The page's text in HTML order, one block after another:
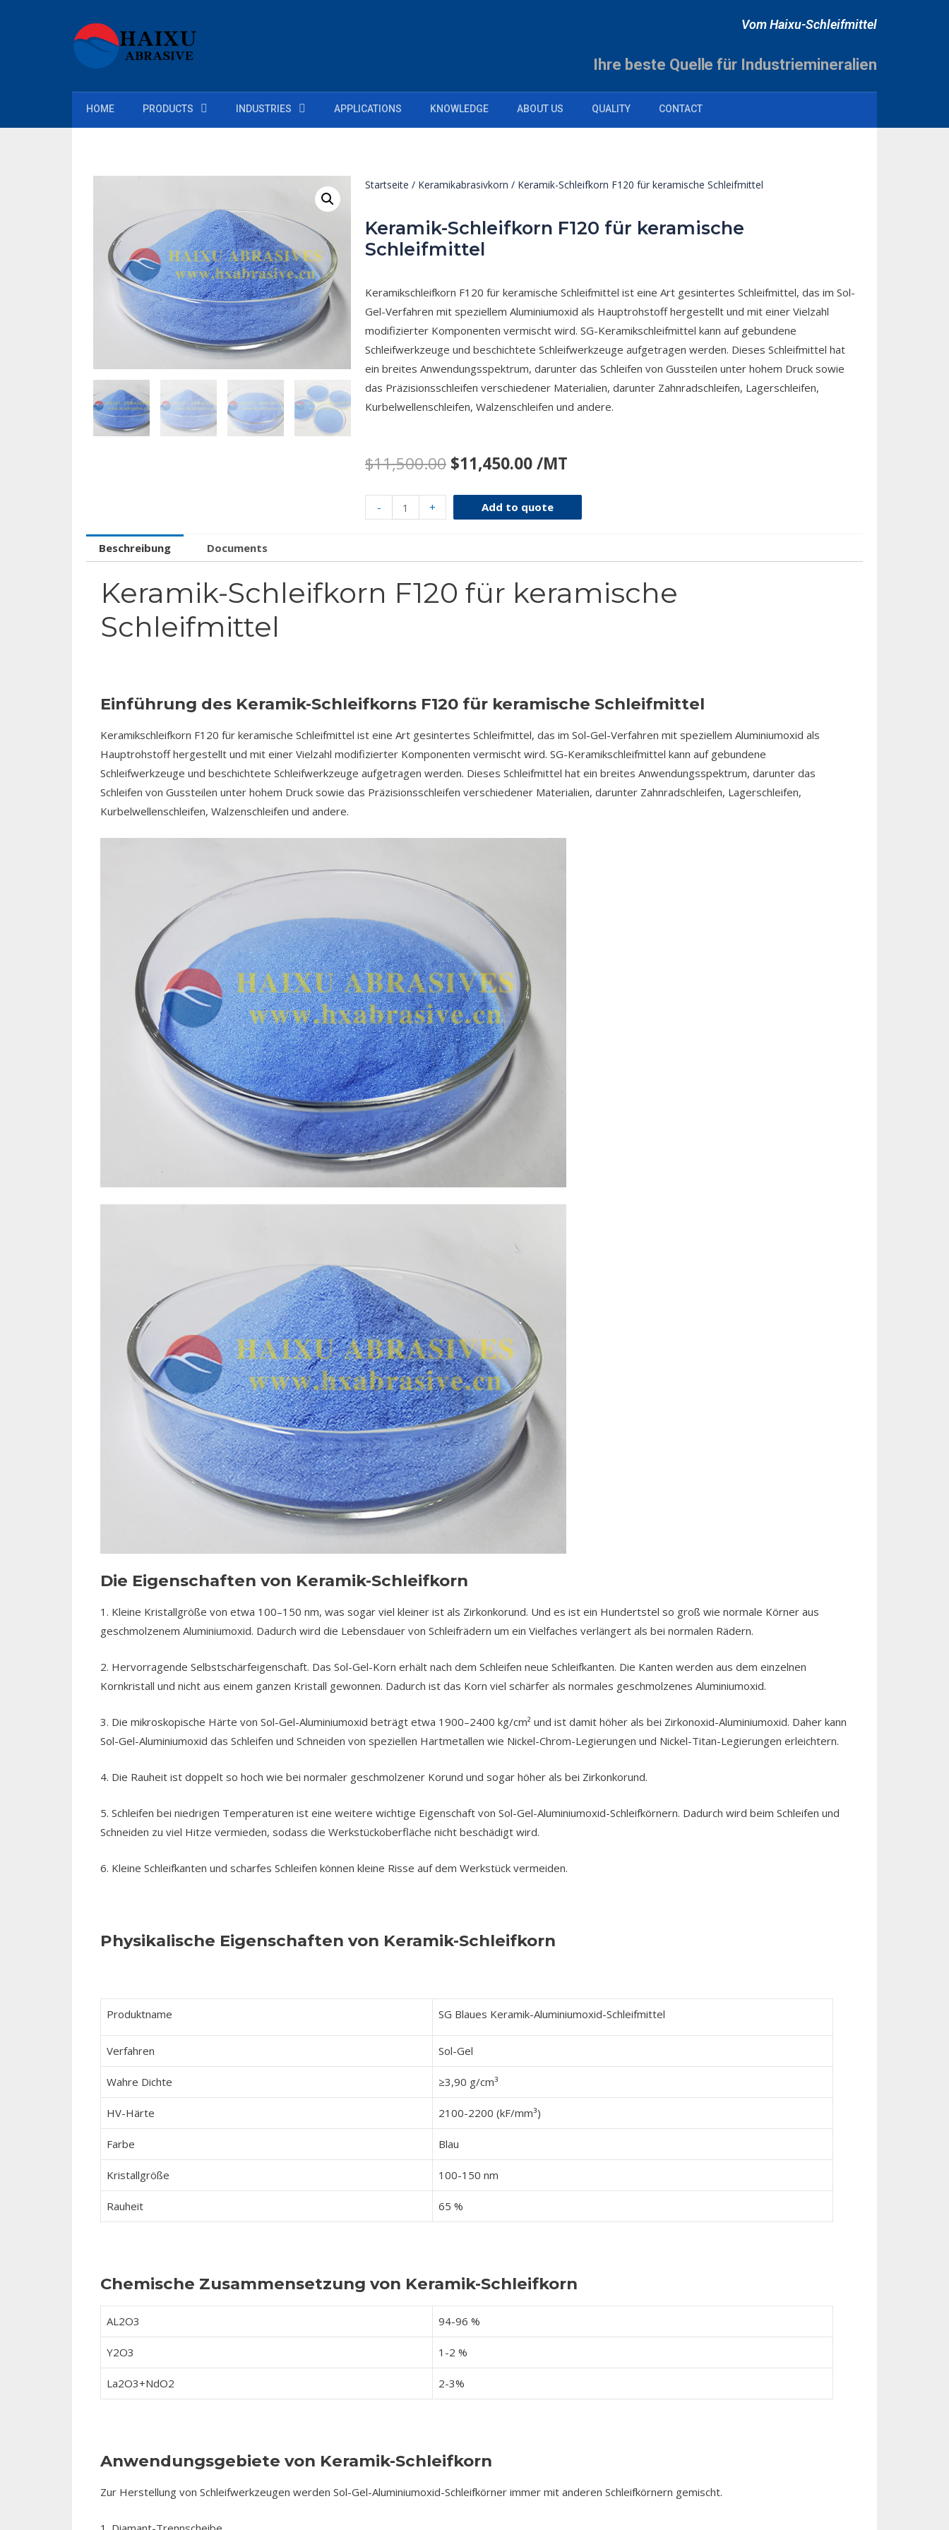
Vom Haixu-Schleifmittel
Ihre beste Quelle für Industriemineralien
HOME PRODUCTS INDUSTRIES APPLICATIONS KNOWLEDGE ABOUT US QUALITY CONTACT
Startseite / Keramikabrasivkorn / Keramik-Schleifkorn F120 für keramische Schleifmittel
Keramik-Schleifkorn F120 für keramische
Schleifmittel
Keramikschleifkorn F120 für keramische Schleifmittel ist eine Art gesintertes Schleifmittel, das im Sol-
Gel-Verfahren mit speziellem Aluminiumoxid als Hauptrohstoff hergestellt und mit einer Vielzahl
modifizierter Komponenten vermischt wird. SG-Keramikschleifmittel kann auf gebundene
Schleifwerkzeuge und beschichtete Schleifwerkzeuge aufgetragen werden. Dieses Schleifmittel hat
ein breites Anwendungsspektrum, darunter das Schleifen von Gussteilen unter hohem Druck sowie
das Präzisionsschleifen verschiedener Materialien, darunter Zahnradschleifen, Lagerschleifen,
Kurbelwellenschleifen, Walzenschleifen und andere.
$11,500.00 $11,450.00/MT
- + Add to quote
Beschreibung Documents
Keramik-Schleifkorn F120 für keramische
Schleifmittel
Einführung des Keramik-Schleifkorns F120 für keramische Schleifmittel
Keramikschleifkorn F120 für keramische Schleifmittel ist eine Art gesintertes Schleifmittel, das im Sol-Gel-Verfahren mit speziellem Aluminiumoxid als
Hauptrohstoff hergestellt und mit einer Vielzahl modifizierter Komponenten vermischt wird. SG-Keramikschleifmittel kann auf gebundene
Schleifwerkzeuge und beschichtete Schleifwerkzeuge aufgetragen werden. Dieses Schleifmittel hat ein breites Anwendungsspektrum, darunter das
Schleifen von Gussteilen unter hohem Druck sowie das Präzisionsschleifen verschiedener Materialien, darunter Zahnradschleifen, Lagerschleifen,
Kurbelwellenschleifen, Walzenschleifen und andere.
Die Eigenschaften von Keramik-Schleifkorn
1. Kleine Kristallgröße von etwa 100–150 nm, was sogar viel kleiner ist als Zirkonkorund. Und es ist ein Hundertstel so groß wie normale Körner aus
geschmolzenem Aluminiumoxid. Dadurch wird die Lebensdauer von Schleifrädern um ein Vielfaches verlängert als bei normalen Rädern.
2. Hervorragende Selbstschärfeigenschaft. Das Sol-Gel-Korn erhält nach dem Schleifen neue Schleifkanten. Die Kanten werden aus dem einzelnen
Kornkristall und nicht aus einem ganzen Kristall gewonnen. Dadurch ist das Korn viel schärfer als normales geschmolzenes Aluminiumoxid.
3. Die mikroskopische Härte von Sol-Gel-Aluminiumoxid beträgt etwa 1900–2400 kg/cm² und ist damit höher als bei Zirkonoxid-Aluminiumoxid. Daher kann
Sol-Gel-Aluminiumoxid das Schleifen und Schneiden von speziellen Hartmetallen wie Nickel-Chrom-Legierungen und Nickel-Titan-Legierungen erleichtern.
4. Die Rauheit ist doppelt so hoch wie bei normaler geschmolzener Korund und sogar höher als bei Zirkonkorund.
5. Schleifen bei niedrigen Temperaturen ist eine weitere wichtige Eigenschaft von Sol-Gel-Aluminiumoxid-Schleifkörnern. Dadurch wird beim Schleifen und
Schneiden zu viel Hitze vermieden, sodass die Werkstückoberfläche nicht beschädigt wird.
6. Kleine Schleifkanten und scharfes Schleifen können kleine Risse auf dem Werkstück vermeiden.
Physikalische Eigenschaften von Keramik-Schleifkorn
Produktname SG Blaues Keramik-Aluminiumoxid-Schleifmittel
Verfahren Sol-Gel
Wahre Dichte ≥3,90 g/cm³
HV-Härte 2100-2200 (kF/mm³)
Farbe Blau
Kristallgröße 100-150 nm
Rauheit 65 %
Chemische Zusammensetzung von Keramik-Schleifkorn
AL2O3 94-96 %
Y2O3 1-2 %
La2O3+NdO2 2-3%
Anwendungsgebiete von Keramik-Schleifkorn
Zur Herstellung von Schleifwerkzeugen werden Sol-Gel-Aluminiumoxid-Schleifkörner immer mit anderen Schleifkörnern gemischt.